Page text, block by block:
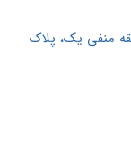
منفی یک، پلاک